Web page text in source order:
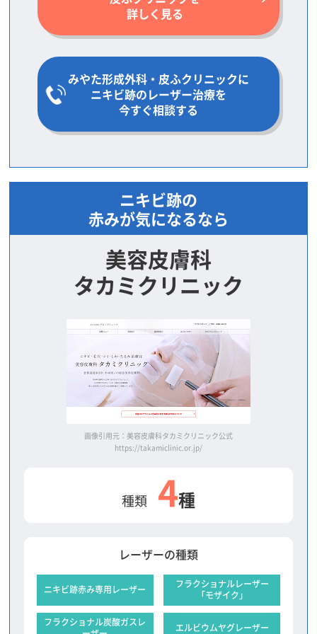
詳しく見る
みやた形成外科・皮ふクリニックに
ニキビ跡のレーザー治療を
今すぐ相談する
ニキビ跡の
赤みが気になるなら
美容皮膚科
タカミクリニック
画像引用元：美容皮膚科タカミクリニック公式
https://takamiclinic.or.jp/
種類 4種
レーザーの種類
ニキビ跡赤み専用レーザー
フラクショナルレーザー
「モザイク」
フラクショナル炭酸ガスレ
エルビウムヤグレーザー